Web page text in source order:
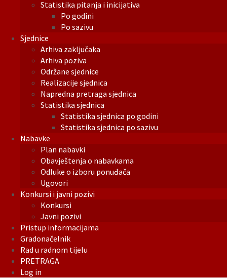
Statistika pitanja i inicijativa
Po godini
Po sazivu
Sjednice
Arhiva zaključaka
Arhiva poziva
Održane sjednice
Realizacije sjednica
Napredna pretraga sjednica
Statistika sjednica
Statistika sjednica po godini
Statistika sjednica po sazivu
Nabavke
Plan nabavki
Obavještenja o nabavkama
Odluke o izboru ponuđača
Ugovori
Konkursi i javni pozivi
Konkursi
Javni pozivi
Pristup informacijama
Gradonačelnik
Rad u radnom tijelu
PRETRAGA
Log in